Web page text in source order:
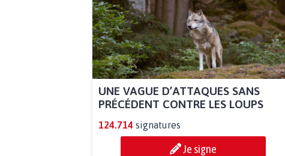
UNE VAGUE D’ATTAQUES SANS
PRÉCÉDENT CONTRE LES LOUPS
124.714 signatures
Je signe